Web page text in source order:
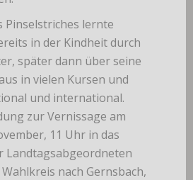
Pinselstriches lernte
in der Kindheit durch
später dann über seine
in vielen Kursen und
und international.
zur Vernissage am
11 Uhr in das
Landtagsabgeordneten
nach Gernsbach,